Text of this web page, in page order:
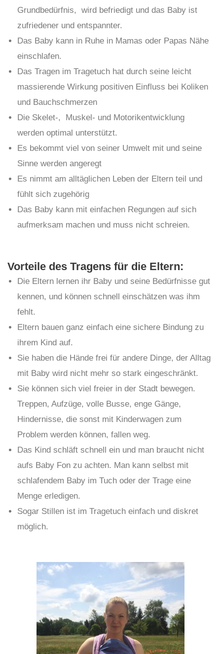
Grundbedürfnis, wird befriedigt und das Baby ist
zufriedener und entspannter.
Das Baby kann in Ruhe in Mamas oder Papas Nähe
einschlafen.
Das Tragen im Tragetuch hat durch seine leicht
massierende Wirkung positiven Einfluss bei Koliken
und Bauchschmerzen
Die Skelet-, Muskel- und Motorikentwicklung
werden optimal unterstützt.
Es bekommt viel von seiner Umwelt mit und seine
Sinne werden angeregt
Es nimmt am alltäglichen Leben der Eltern teil und
fühlt sich zugehörig
Das Baby kann mit einfachen Regungen auf sich
aufmerksam machen und muss nicht schreien.
Vorteile des Tragens für die Eltern:
Die Eltern lernen ihr Baby und seine Bedürfnisse gut
kennen, und können schnell einschätzen was ihm
fehlt.
Eltern bauen ganz einfach eine sichere Bindung zu
ihrem Kind auf.
Sie haben die Hände frei für andere Dinge, der Alltag
mit Baby wird nicht mehr so stark eingeschränkt.
Sie können sich viel freier in der Stadt bewegen.
Treppen, Aufzüge, volle Busse, enge Gänge,
Hindernisse, die sonst mit Kinderwagen zum
Problem werden können, fallen weg.
Das Kind schläft schnell ein und man braucht nicht
aufs Baby Fon zu achten. Man kann selbst mit
schlafendem Baby im Tuch oder der Trage eine
Menge erledigen.
Sogar Stillen ist im Tragetuch einfach und diskret
möglich.